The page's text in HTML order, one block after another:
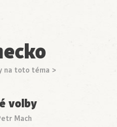
na toto téma >
volby
Mach